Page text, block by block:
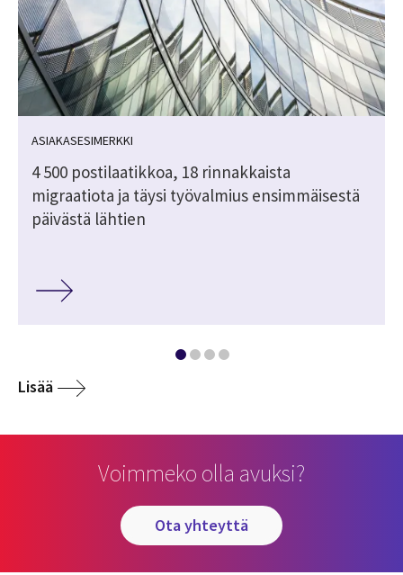
ASIAKASESIMERKKI
4 500 postilaatikkoa, 18 rinnakkaista
migraatiota ja täysi työvalmius ensimmäisestä
päivästä lähtien
Lisää
Voimmeko olla avuksi?
ota yhteyttä